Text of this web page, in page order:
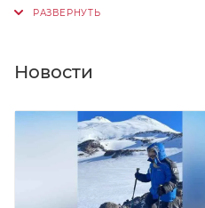
работе в перчатках.
Новости